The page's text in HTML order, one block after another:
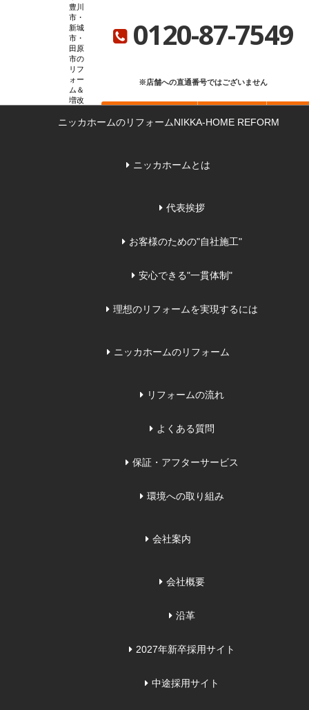
ニッカホーム総合サイト
豊川
市・
新城
市・
田原
市の
リフ
ォー
ム＆
増改
ら
0120-87-7549
※店舗への直通番号ではございません
ニッカホームのリフォームNIKKA-HOME REFORM
ニッカホームとは
代表挨拶
お客様のための"自社施工"
安心できる"一貫体制"
理想のリフォームを実現するには
ニッカホームのリフォーム
リフォームの流れ
よくある質問
保証・アフターサービス
環境への取り組み
会社案内
会社概要
沿革
2027年新卒採用サイト
中途採用サイト